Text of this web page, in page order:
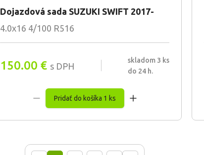
Dojazdová sada SUZUKI SWIFT 2017-
4.0x16 4/100 R516
150.00 € s DPH
skladom 3 ks
do 24 h.
Pridať do košíka 1 ks